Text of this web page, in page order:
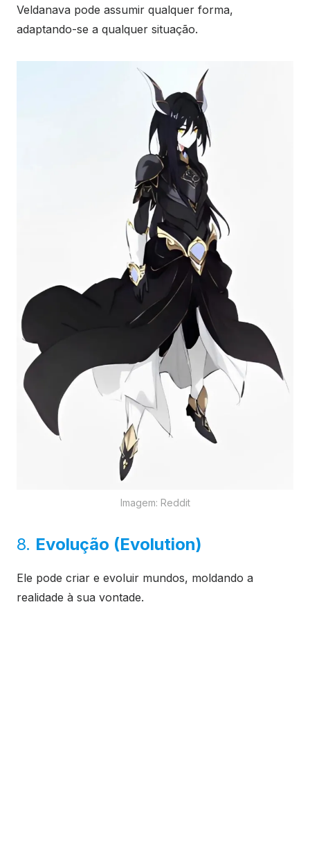
Veldanava pode assumir qualquer forma,
adaptando-se a qualquer situação.
Imagem: Reddit
8. Evolução (Evolution)
Ele pode criar e evoluir mundos, moldando a
realidade à sua vontade.